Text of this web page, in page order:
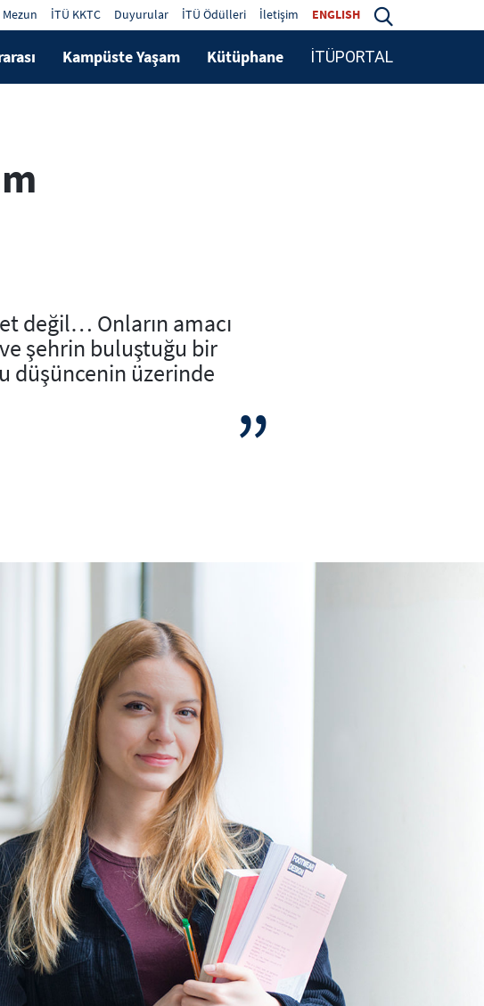
Mezun İTÜ KKTC Duyurular İTÜ Ödülleri İletişim ENGLISH
Kampüste Yaşam Kütüphane İTÜPORTAL
değil… Onların amacı
şehrin buluştuğu bir
düşüncenin üzerinde